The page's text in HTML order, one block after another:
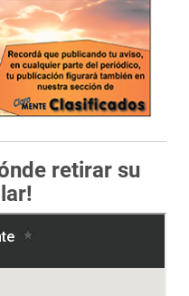
retirar su